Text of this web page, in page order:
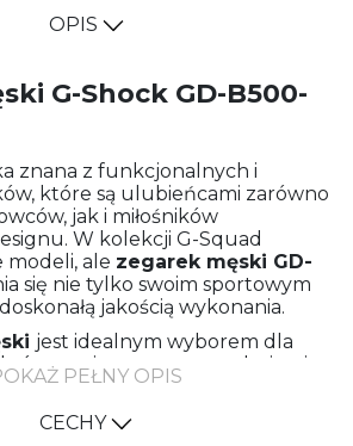
OPIS
G-Shock GD-B500-
znana z funkcjonalnych i
które są ulubieńcami zarówno
jak i miłośników
W kolekcji G-Squad
modeli, ale zegarek męski GD-
się nie tylko swoim sportowym
jakością wykonania.
jest idealnym wyborem dla
które cenią nowoczesny design i
z wysokiej jakości
pasek jak i koperta zegarka są w
co nadaje mu nowoczesnego i
PEŁNY OPIS
CECHY